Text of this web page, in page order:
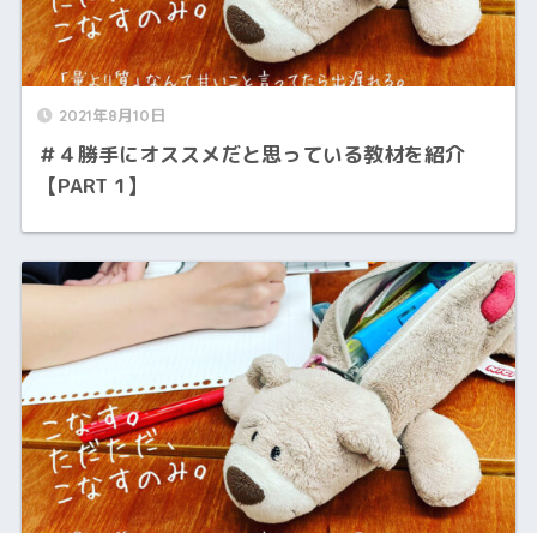
2021年8月10日
＃４勝手にオススメだと思っている教材を紹介
【PART 1】